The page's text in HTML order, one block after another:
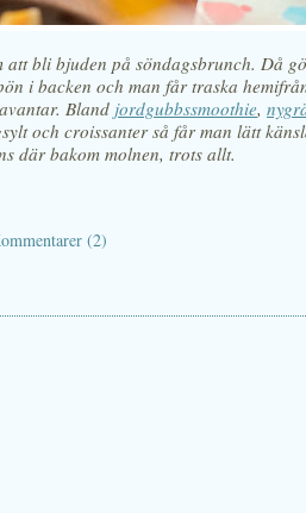
att bli bjuden på söndagsbrunch. Då
i backen och man får traska
Bland jordgubbssmoothie,
och croissanter så får man lätt
där bakom molnen, trots allt.
(2)